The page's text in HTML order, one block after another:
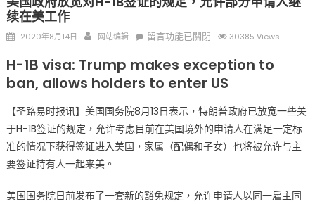
续在美工作
Posted
2020年8月14日 Author
网站编辑
在
国
政
放
宽
对
签
留言功能已關閉 30385 Views
H-1B visa: Trump makes exception to
ban, allows holders to enter US
【圣路易时报讯】美国国务院8月13日表示，特朗普政府已放宽一些关
于H-1B签证的规定，允许考虑目前在美国境外的申请人在满足一定标
准的情况下获得签证进入美国，家属（配偶和子女）也将被允许与主
要签证持有人一起来美。
美国国务院日前发布了一套新的豁免规定，允许申请人以同一雇主同